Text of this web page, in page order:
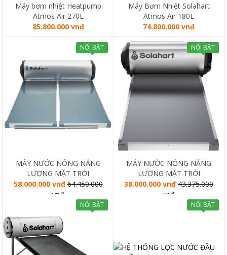
Máy bơm nhiệt Heatpump
Atmos Air 270L
85.800.000 vnđ
Máy Bơm Nhiệt Solahart
Atmos Air 180L
74.800.000 vnđ
NỔI BẬT
MÁY NƯỚC NÓNG NĂNG
LƯỢNG MẶT TRỜI
SOLAHART PREMIUM L
300L
58.000.000 vnđ 64.450.000
vnđ
NỔI BẬT
MÁY NƯỚC NÓNG NĂNG
LƯỢNG MẶT TRỜI
SOLAHART PREMIUM L
180L
38.000.000 vnđ 43.375.000
vnđ
NỔI BẬT NỔI BẬT